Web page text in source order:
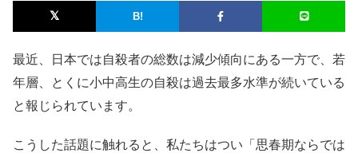
最近、日本では自殺者の総数は減少傾向にある一方で、若
年層、とくに小中高生の自殺は過去最多水準が続いている
と報じられています。
こうした話題に触れると、私たちはつい「思春期ならでは